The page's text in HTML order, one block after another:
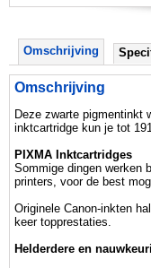
Omschrijving
Omschrijving
Deze zwarte pigmentinkt
inktcartridge kun je tot
PIXMA Inktcartridges
Sommige dingen werken
printers, voor de best
Originele Canon-inkten
keer topprestaties.
Helderdere en